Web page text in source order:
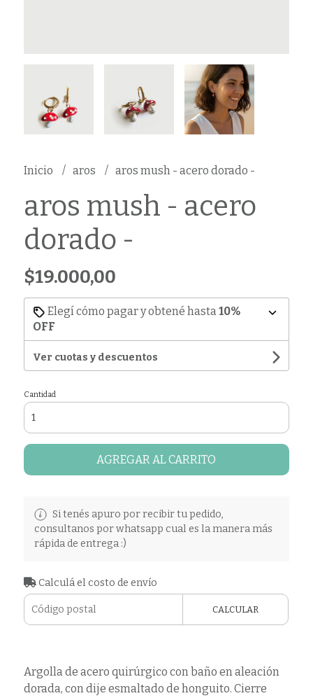
Inicio aros aros mush - acero dorado -
aros mush - acero
dorado -
$19.000,00
Elegí cómo pagar y obtené hasta10%
OFF
Ver cuotas y descuentos
Cantidad
AGREGAR AL CARRITO
Si tenés apuro por recibir tu pedido,
consultanos por whatsapp cual es la manera más
rápida de entrega :)
Calculá el costo de envío
CALCULAR
Argolla de acero quirúrgico con baño en aleación
dorada, con dije esmaltado de honguito. Cierre